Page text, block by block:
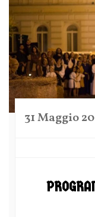
31 Maggio